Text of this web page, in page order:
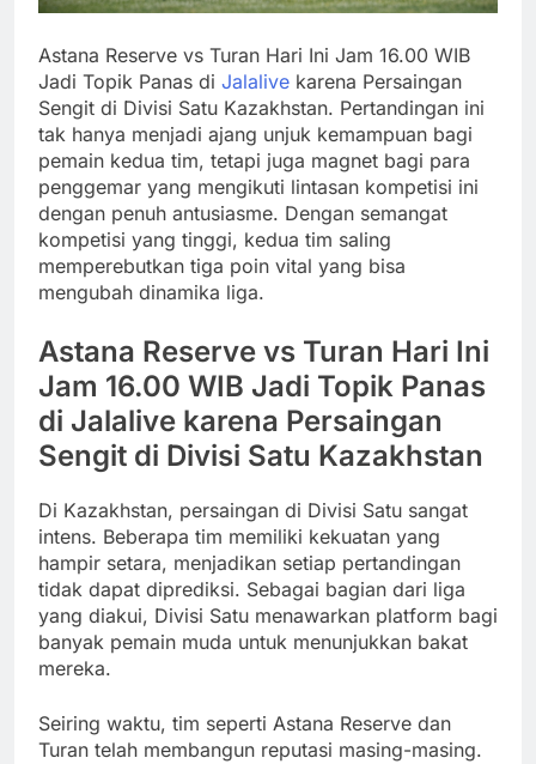
Astana Reserve vs Turan Hari Ini Jam 16.00 WIB
Jadi Topik Panas di Jalalive karena Persaingan
Sengit di Divisi Satu Kazakhstan. Pertandingan ini
tak hanya menjadi ajang unjuk kemampuan bagi
pemain kedua tim, tetapi juga magnet bagi para
penggemar yang mengikuti lintasan kompetisi ini
dengan penuh antusiasme. Dengan semangat
kompetisi yang tinggi, kedua tim saling
memperebutkan tiga poin vital yang bisa
mengubah dinamika liga.
Astana Reserve vs Turan Hari Ini
Jam 16.00 WIB Jadi Topik Panas
di Jalalive karena Persaingan
Sengit di Divisi Satu Kazakhstan
Di Kazakhstan, persaingan di Divisi Satu sangat
intens. Beberapa tim memiliki kekuatan yang
hampir setara, menjadikan setiap pertandingan
tidak dapat diprediksi. Sebagai bagian dari liga
yang diakui, Divisi Satu menawarkan platform bagi
banyak pemain muda untuk menunjukkan bakat
mereka.
Seiring waktu, tim seperti Astana Reserve dan
Turan telah membangun reputasi masing-masing.